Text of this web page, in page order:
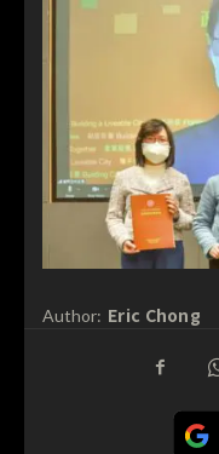
Author: Eric Chong